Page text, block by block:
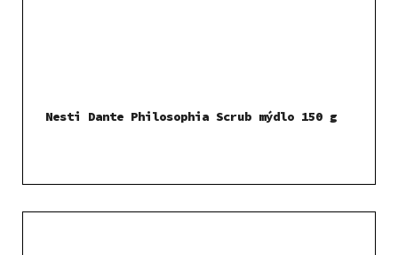
Nesti Dante Philosophia Scrub mýdlo 150 g